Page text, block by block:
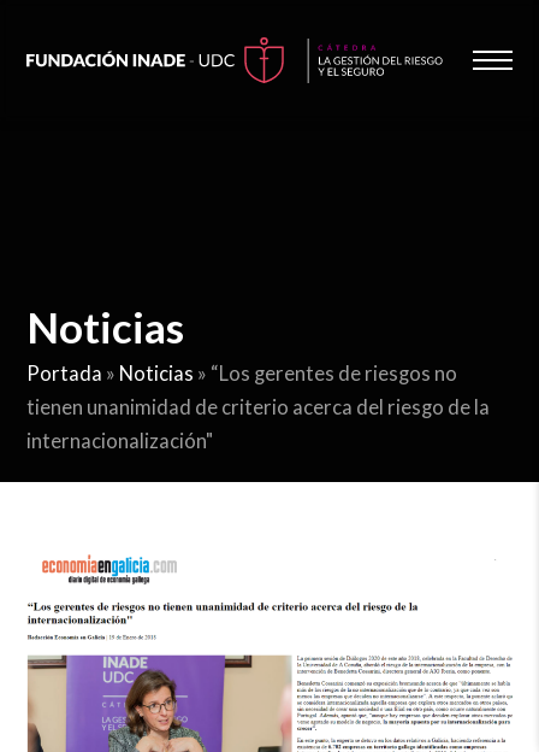
Noticias
Portada » Noticias » “Los gerentes de riesgos no
tienen unanimidad de criterio acerca del riesgo de la
internacionalización"